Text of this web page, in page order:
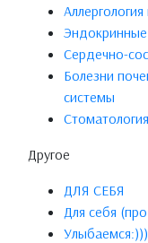
Сердечно-
Болезни
системы
Стоматология
Другое
ДЛЯ СЕБЯ
Для себя
Улыбаемся:)))